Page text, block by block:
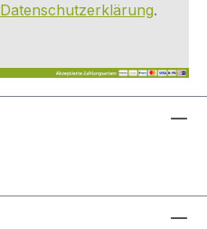
Datenschutzerklärung.